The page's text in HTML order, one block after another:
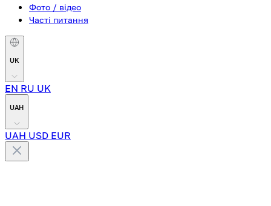
Фото / відео
Часті питання
UK
EN RU UK
UAH
UAH USD EUR